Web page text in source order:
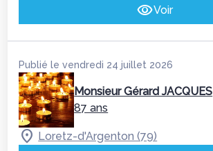
Voir
Publié le vendredi 24 juillet 2026
Monsieur Gérard JACQUES
87 ans
Loretz-d'Argenton (79)